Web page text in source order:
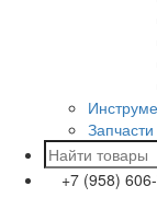
+7 (958)